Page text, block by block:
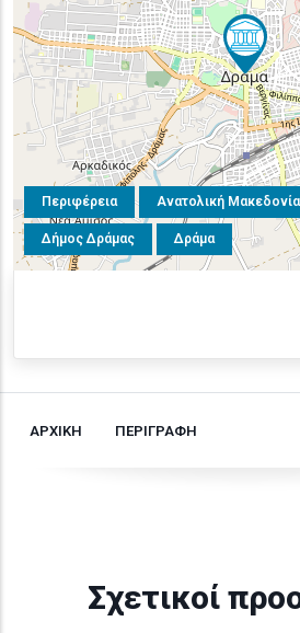
Περιφέρεια Ανατολική Μακεδονία
Δήμος Δράμας Δράμα
ΑΡΧΙΚΗ ΠΕΡΙΓΡΑΦΗ
Σχετικοί